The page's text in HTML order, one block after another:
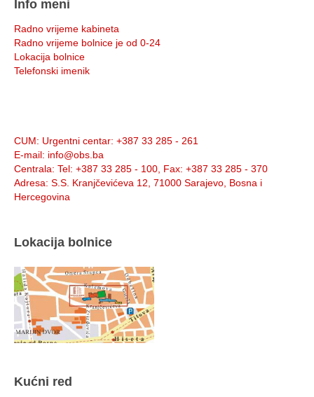
Info meni
Radno vrijeme kabineta
Radno vrijeme bolnice je od 0-24
Lokacija bolnice
Telefonski imenik
CUM: Urgentni centar: +387 33 285 - 261
E-mail: info@obs.ba
Centrala: Tel: +387 33 285 - 100, Fax: +387 33 285 - 370
Adresa: S.S. Kranjčevićeva 12, 71000 Sarajevo, Bosna i
Hercegovina
Lokacija bolnice
Kućni red